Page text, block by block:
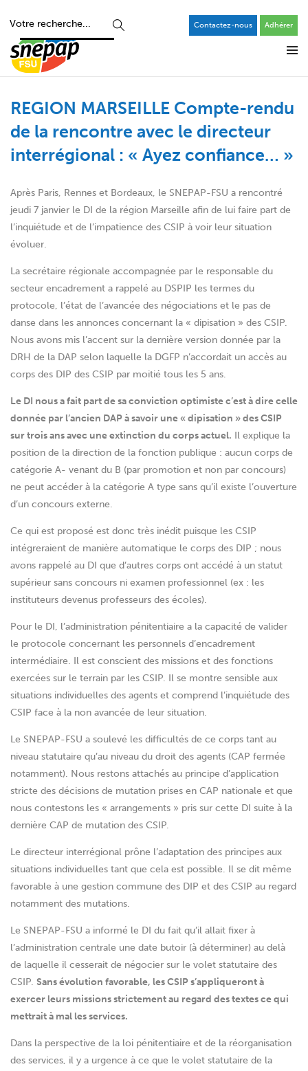
Contactez-nous Adhérer
REGION MARSEILLE Compte-rendu
de la rencontre avec le directeur
interrégional : « Ayez confiance… »
Après Paris, Rennes et Bordeaux, le SNEPAP-FSU a rencontré
jeudi 7 janvier le DI de la région Marseille afin de lui faire part de
l’inquiétude et de l’impatience des CSIP à voir leur situation
évoluer.
La secrétaire régionale accompagnée par le responsable du
secteur encadrement a rappelé au DSPIP les termes du
protocole, l’état de l’avancée des négociations et le pas de
danse dans les annonces concernant la « dipisation » des CSIP.
Nous avons mis l’accent sur la dernière version donnée par la
DRH de la DAP selon laquelle la DGFP n’accordait un accès au
corps des DIP des CSIP par moitié tous les 5 ans.
Le DI nous a fait part de sa conviction optimiste c’est à dire celle
donnée par l’ancien DAP à savoir une « dipisation » des CSIP
sur trois ans avec une extinction du corps actuel. Il explique la
position de la direction de la fonction publique : aucun corps de
catégorie A- venant du B (par promotion et non par concours)
ne peut accéder à la catégorie A type sans qu’il existe l’ouverture
d’un concours externe.
Ce qui est proposé est donc très inédit puisque les CSIP
intégreraient de manière automatique le corps des DIP ; nous
avons rappelé au DI que d’autres corps ont accédé à un statut
supérieur sans concours ni examen professionnel (ex : les
instituteurs devenus professeurs des écoles).
Pour le DI, l’administration pénitentiaire a la capacité de valider
le protocole concernant les personnels d’encadrement
intermédiaire. Il est conscient des missions et des fonctions
exercées sur le terrain par les CSIP. Il se montre sensible aux
situations individuelles des agents et comprend l’inquiétude des
CSIP face à la non avancée de leur situation.
Le SNEPAP-FSU a soulevé les difficultés de ce corps tant au
niveau statutaire qu’au niveau du droit des agents (CAP fermée
notamment). Nous restons attachés au principe d’application
stricte des décisions de mutation prises en CAP nationale et que
nous contestons les « arrangements » pris sur cette DI suite à la
dernière CAP de mutation des CSIP.
Le directeur interrégional prône l’adaptation des principes aux
situations individuelles tant que cela est possible. Il se dit même
favorable à une gestion commune des DIP et des CSIP au regard
notamment des mutations.
Le SNEPAP-FSU a informé le DI du fait qu’il allait fixer à
l’administration centrale une date butoir (à déterminer) au delà
de laquelle il cesserait de négocier sur le volet statutaire des
CSIP. Sans évolution favorable, les CSIP s’appliqueront à
exercer leurs missions strictement au regard des textes ce qui
mettrait à mal les services.
Dans la perspective de la loi pénitentiaire et de la réorganisation
des services, il y a urgence à ce que le volet statutaire de la